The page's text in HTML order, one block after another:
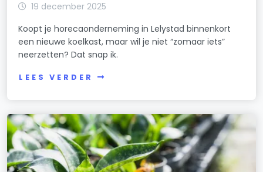
19 december 2025
Koopt je horecaonderneming in Lelystad binnenkort
een nieuwe koelkast, maar wil je niet “zomaar iets”
neerzetten? Dat snap ik.
LEES VERDER